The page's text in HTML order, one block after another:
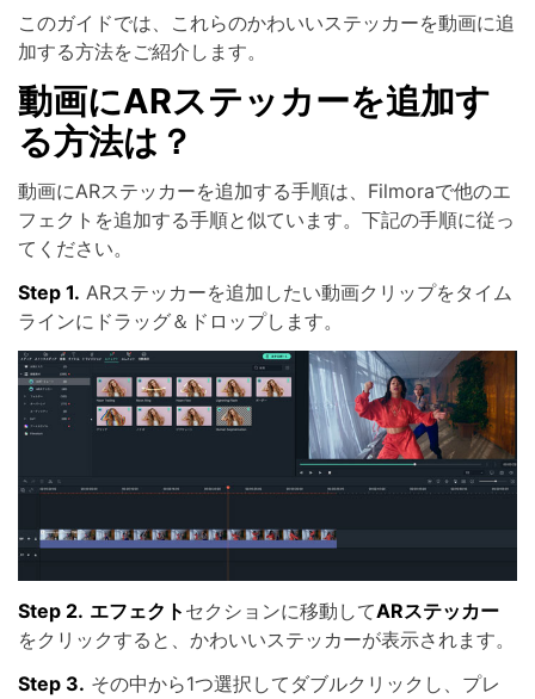
このガイドでは、これらのかわいいステッカーを動画に追
加する方法をご紹介します。
動画にARステッカーを追加す
る方法は？
動画にARステッカーを追加する手順は、Filmoraで他のエ
フェクトを追加する手順と似ています。下記の手順に従っ
てください。
Step 1. ARステッカーを追加したい動画クリップをタイム
ラインにドラッグ＆ドロップします。
Step 2. エフェクト セクションに移動してARステッカー
をクリックすると、かわいいステッカーが表示されます。
Step 3. その中から1つ選択してダブルクリックし、プレ